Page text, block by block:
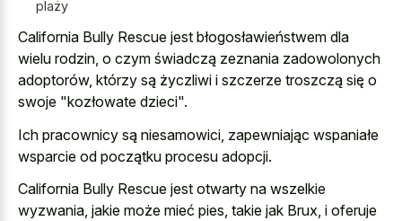
plaży
California Bully Rescue jest błogosławieństwem dla
wielu rodzin, o czym świadczą zeznania zadowolonych
adoptorów, którzy są życzliwi i szczerze troszczą się o
swoje "kozłowate dzieci".
Ich pracownicy są niesamowici, zapewniając wspaniałe
wsparcie od początku procesu adopcji.
California Bully Rescue jest otwarty na wszelkie
wyzwania, jakie może mieć pies, takie jak Brux, i oferuje